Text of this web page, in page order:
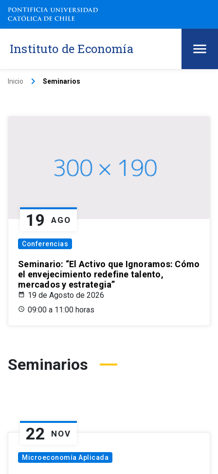
Instituto de Economía
Inicio keyboard_arrow_right Seminarios
19 AGO
Conferencias
Seminario: “El Activo que Ignoramos: Cómo
el envejecimiento redefine talento,
mercados y estrategia”
19 de Agosto de 2026
09:00 a 11:00 horas
Seminarios
22 NOV
Microeconomía Aplicada